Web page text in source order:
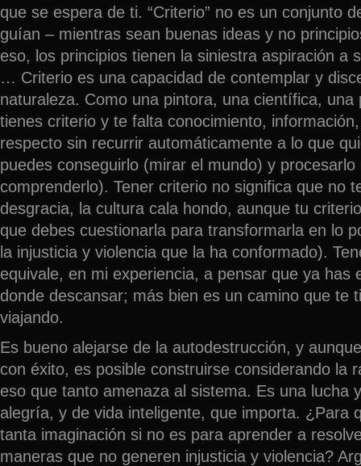
que se espera de ti. “Criterio” no es un conjunto
guían – mientras sean buenas ideas y no
eso, los principios tienen la siniestra aspiración a
… Criterio es una capacidad de contemplar y
naturaleza. Como una pintora, una científica, una
tienes criterio y te falta conocimiento,
respecto sin recurrir automáticamente a lo que
puedes conseguirlo (mirar el mundo) y procesarlo
comprenderlo). Tener criterio no significa que no
desgracia, la cultura cala hondo, aunque tu
que debes cuestionarla para transformarla en lo
la injusticia y violencia que la ha conformado).
equivale, en mi experiencia, a pensar que ya has
donde descansar; más bien es un camino que te
viajando.
Es bueno alejarse de la autodestrucción, y
con éxito, es posible construirse considerando la
eso que tanto amenaza al sistema. Es una lucha
alegría, y de vida inteligente, que importa. ¿Para
tanta imaginación si no es para aprender a
maneras que no generen injusticia y violencia?